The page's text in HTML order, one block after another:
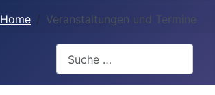
Home Veranstaltungen und Termine